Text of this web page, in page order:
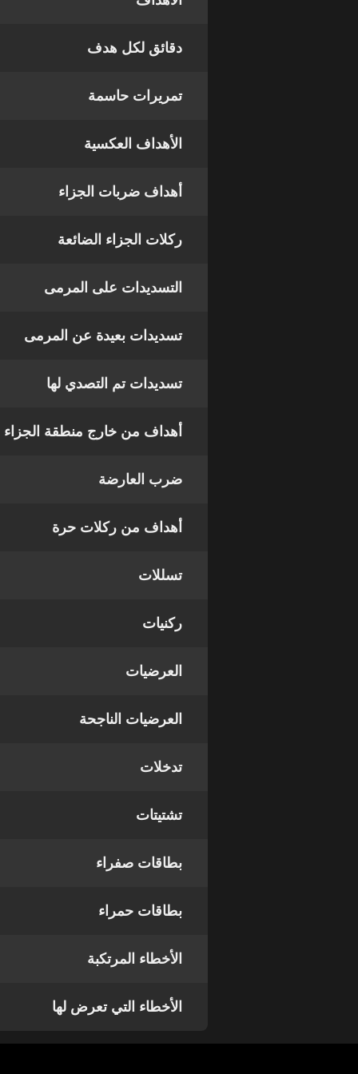
دقائق لكل هدف
تمريرات حاسمة
الأهداف العكسية
أهداف ضربات الجزاء
ركلات الجزاء الضائعة
التسديدات على المرمى
تسديدات بعيدة عن المرمى
تسديدات تم التصدي لها
أهداف من خارج منطقة الجزاء
ضرب العارضة
أهداف من ركلات حرة
تسللات
ركنيات
العرضيات
العرضيات الناجحة
تدخلات
تشتيتات
بطاقات صفراء
بطاقات حمراء
الأخطاء المرتكبة
الأخطاء التي تعرض لها